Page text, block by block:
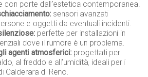
con porte dall’estetica contemporanea.
sensori avanzati
e oggetti da eventuali incidenti.
perfette per installazioni in
dove il rumore è un problema.
agenti atmosferici: progettati per
al freddo e all’umidità, ideali per i
Calderara di Reno.